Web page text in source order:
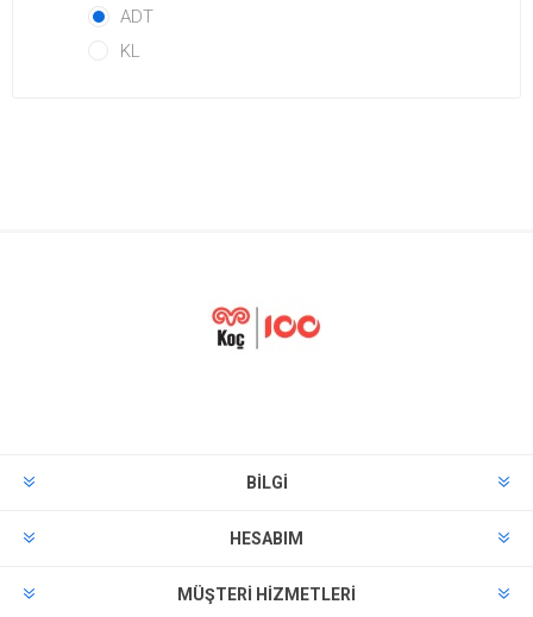
ADT
KL
BILGI
HESABIM
MÜŞTERI HIZMETLERI